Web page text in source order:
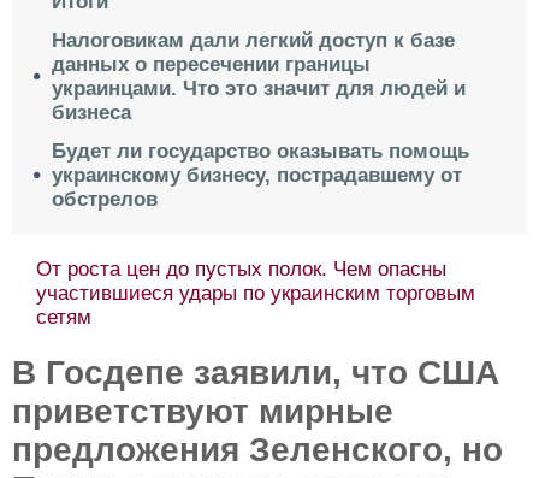
Налоговикам дали легкий доступ к базе
данных о пересечении границы
украинцами. Что это значит для людей и
бизнеса
Будет ли государство оказывать помощь
украинскому бизнесу, пострадавшему от
обстрелов
От роста цен до пустых полок. Чем опасны
участившиеся удары по украинским торговым
сетям
В Госдепе заявили, что США
приветствуют мирные
предложения Зеленского, но